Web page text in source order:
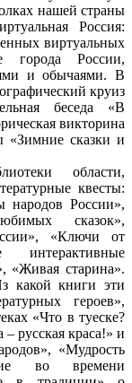
нашей страны
Россия:
виртуальных
города России,
и обычаями. В
круиз
беседа «В
викторина
«Зимние сказки и
области,
квесты:
народов России»,
сказок»,
«Ключи от
интерактивные
«Живая старина».
какой книги эти
героев»,
«Что в туеске?
русская краса!» и
«Мудрость
во времени